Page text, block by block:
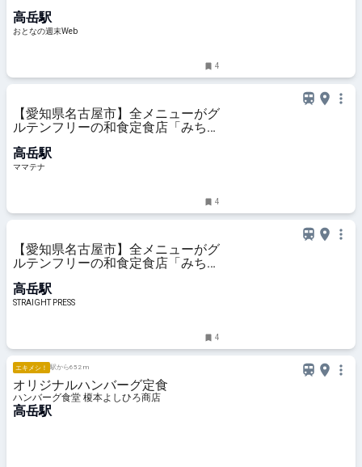
高岳駅
おとなの週末Web
4
【愛知県名古屋市】全メニューがグ
ルテンフリーの和食定食店「みちの
| ママテナ
高岳駅
ママテナ
4
【愛知県名古屋市】全メニューがグ
ルテンフリーの和食定食店「みちの
高岳駅
STRAIGHT PRESS
4
エキメシ！ 駅から652 m
オリジナルハンバーグ定食
ハンバーグ食堂 榎本よしひろ商店
高岳駅